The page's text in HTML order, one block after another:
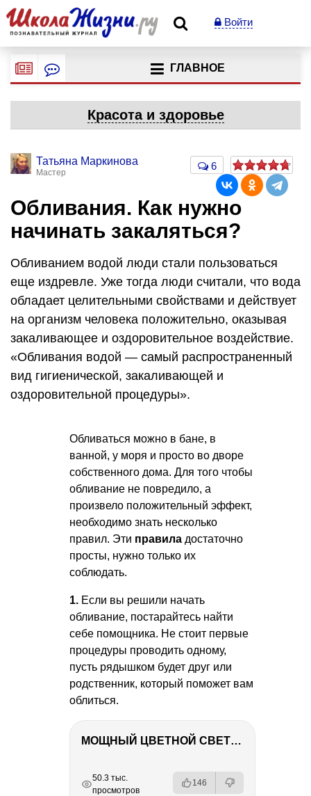
Войти
ГЛАВНОЕ
Красота и здоровье
Татьяна Маркинова
Мастер
6
Обливания. Как нужно
начинать закаляться?
Обливанием водой люди стали пользоваться
еще издревле. Уже тогда люди считали, что вода
обладает целительными свойствами и действует
на организм человека положительно, оказывая
закаливающее и оздоровительное воздействие.
«Обливания водой — самый распространенный
вид гигиенической, закаливающей и
оздоровительной процедуры».
Обливаться можно в бане, в
ванной, у моря и просто во дворе
собственного дома. Для того чтобы
обливание не повредило, а
произвело положительный эффект,
необходимо знать несколько
правил. Эти правила достаточно
просты, нужно только их
соблюдать.
1. Если вы решили начать
обливание, постарайтесь найти
себе помощника. Не стоит первые
процедуры проводить одному,
пусть рядышком будет друг или
родственник, который поможет вам
облиться.
МОЩНЫЙ ЦВЕТНОЙ СВЕТ – NANLITE FC-500C
РЕКЛАМА
РЕКЛАМА
РЕКЛАМА
РЕКЛАМА
50.3 тыс.
просмотров
146